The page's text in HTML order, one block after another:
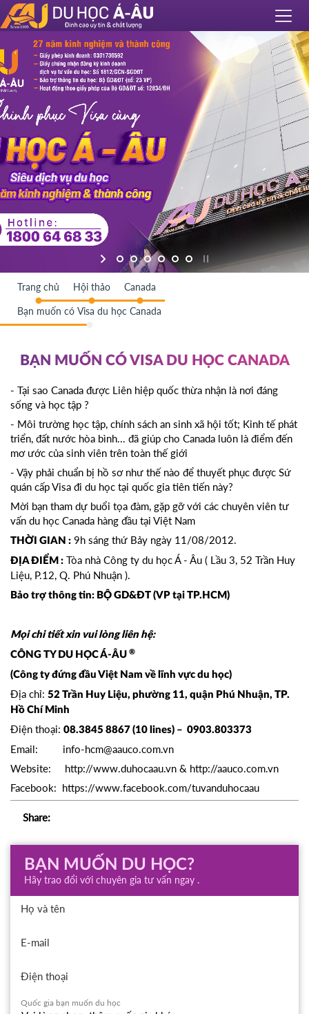
Trang chủ Hội thảo Canada
Bạn muốn có Visa du học Canada
BẠN MUỐN CÓ VISA DU HỌC CANADA
- Tại sao Canada được Liên hiệp quốc thừa nhận là nơi đáng
sống và học tập ?
- Môi trường học tập, chính sách an sinh xã hội tốt; Kinh tế phát
triển, đất nước hòa bình... đã giúp cho Canada luôn là điểm đến
mơ ước của sinh viên trên toàn thế giới
- Vậy phải chuẩn bị hồ sơ như thế nào để thuyết phục được Sứ
quán cấp Visa đi du học tại quốc gia tiên tiến này?
Mời bạn tham dự buổi tọa đàm, gặp gỡ với các chuyên viên tư
vấn du học Canada hàng đầu tại Việt Nam
THỜI GIAN : 9h sáng thứ Bảy ngày 11/08/2012.
ĐỊA ĐIỂM : Tòa nhà Công ty du họcÁ - Âu ( Lầu 3, 52 Trần Huy
Liệu, P.12, Q. Phú Nhuận ).
Bảo trợ thông tin: BỘ GD&ĐT (VP tại TP.HCM)
Mọi chi tiết xin vui lòng liên hệ:
CÔNG TY DU HỌC Á-ÂU ®
(Công ty đứng đầu Việt Nam về lĩnh vực du học)
Địa chỉ: 52 Trần Huy Liệu, phường 11, quận Phú Nhuận, TP.
Hồ Chí Minh
Điện thoại: 08.3845 8867 (10 lines) – 0903.803373
Email: info-hcm@aauco.com.vn
Website: http://www.duhocaau.vn & http://aauco.com.vn
Facebook: https://www.facebook.com/tuvanduhocaau
Share:
BẠN MUỐN DU HỌC?
Hãy trao đổi với chuyên gia tư vấn ngay .
Họ và tên
E-mail
Điện thoại
Quốc gia bạn muốn du học